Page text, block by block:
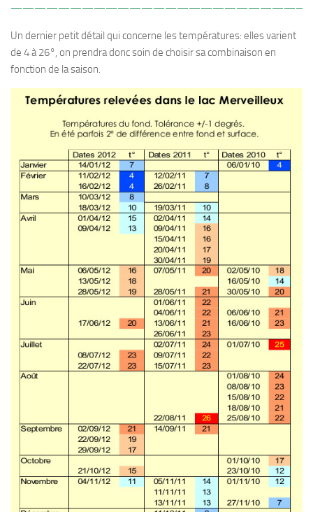
Un dernier petit détail qui concerne les températures: elles varient
de 4 à 26°, on prendra donc soin de choisir sa combinaison en
fonction de la saison.